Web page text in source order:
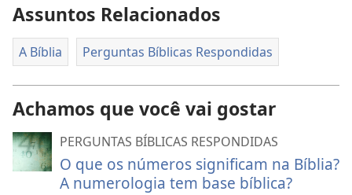
Assuntos Relacionados
A Bíblia Perguntas Bíblicas Respondidas
Achamos que você vai gostar
PERGUNTAS BÍBLICAS RESPONDIDAS
O que os números significam na Bíblia?
A numerologia tem base bíblica?